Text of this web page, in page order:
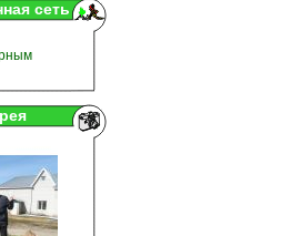
сеть